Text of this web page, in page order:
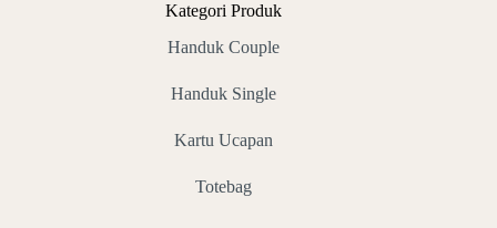
Kategori Produk
Handuk Couple
Handuk Single
Kartu Ucapan
Totebag